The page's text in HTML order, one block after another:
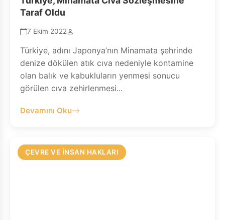
Taraf Oldu
7 Ekim 2022
Türkiye, adını Japonya’nın Minamata şehrinde
denize dökülen atık cıva nedeniyle kontamine
olan balık ve kabukluların yenmesi sonucu
görülen cıva zehirlenmesi...
Devamını Oku
ÇEVRE VE İNSAN HAKLARI